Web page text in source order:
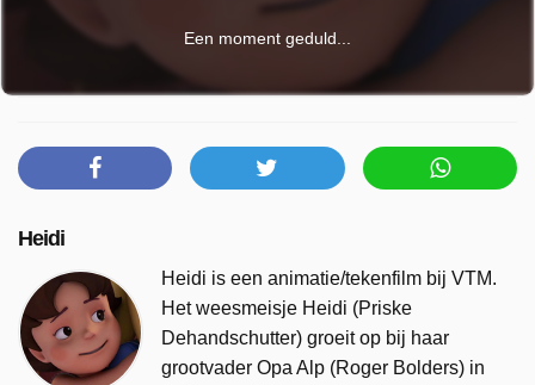
Een moment geduld...
Heidi
Heidi is een animatie/tekenfilm bij VTM.
Het weesmeisje Heidi (Priske
Dehandschutter) groeit op bij haar
grootvader Opa Alp (Roger Bolders) in